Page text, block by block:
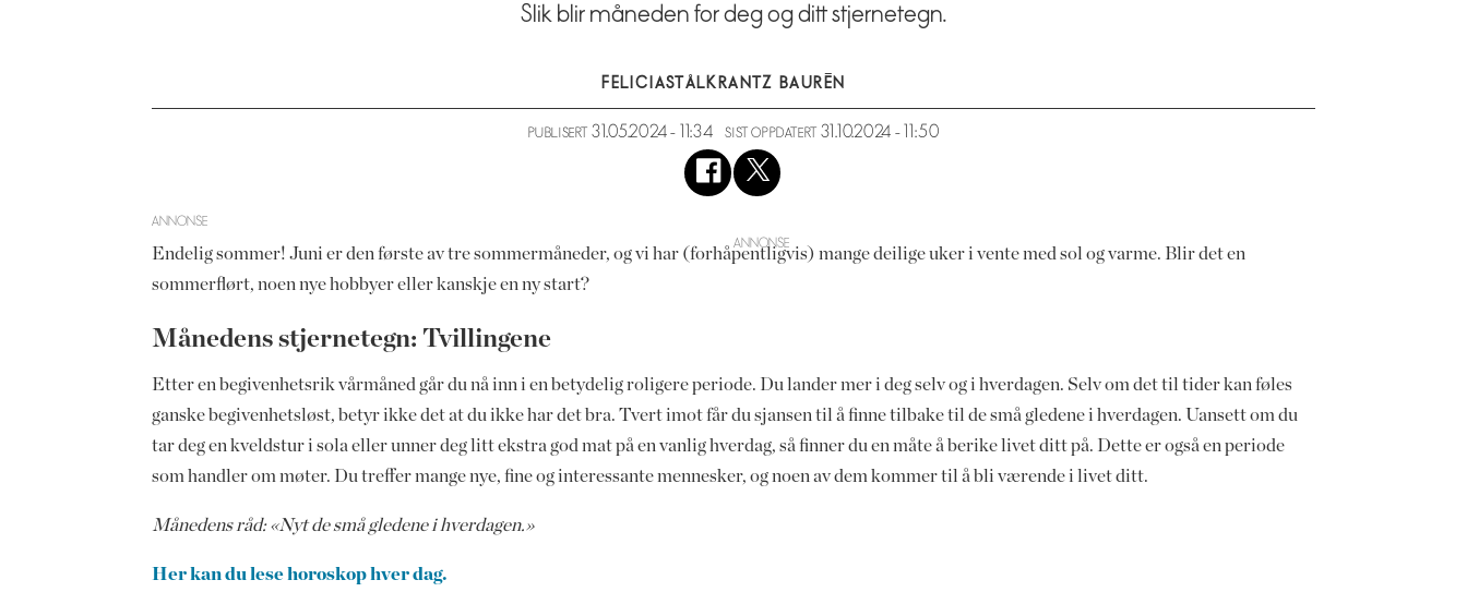
Slik blir måneden for deg og ditt stjernetegn.
FELICIASTÅLKRANTZ BAURÉN
PUBLISERT 31.05.2024 - 11:34 SIST OPPDATERT 31.10.2024 - 11:50
ANNONSE
Endelig sommer! Juni er den første av tre sommermåneder, og vi har (forhåpentligvis) mange deilige uker i vente med sol og varme. Blir det en
sommerflørt, noen nye hobbyer eller kanskje en ny start?
Månedens stjernetegn: Tvillingene
Etter en begivenhetsrik vårmåned går du nå inn i en betydelig roligere periode. Du lander mer i deg selv og i hverdagen. Selv om det til tider kan føles
ganske begivenhetsløst, betyr ikke det at du ikke har det bra. Tvert imot får du sjansen til å finne tilbake til de små gledene i hverdagen. Uansett om du
tar deg en kveldstur i sola eller unner deg litt ekstra god mat på en vanlig hverdag, så finner du en måte å berike livet ditt på. Dette er også en periode
som handler om møter. Du treffer mange nye, fine og interessante mennesker, og noen av dem kommer til å bli værende i livet ditt.
Månedens råd: «Nyt de små gledene i hverdagen.»
Her kan du lese horoskop hver dag.